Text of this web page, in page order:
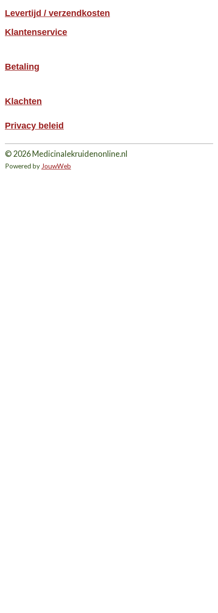
Levertijd / verzendkosten
Klantenservice
Betaling
Klachten
Privacy beleid
© 2026 Medicinalekruidenonline.nl
Powered by JouwWeb